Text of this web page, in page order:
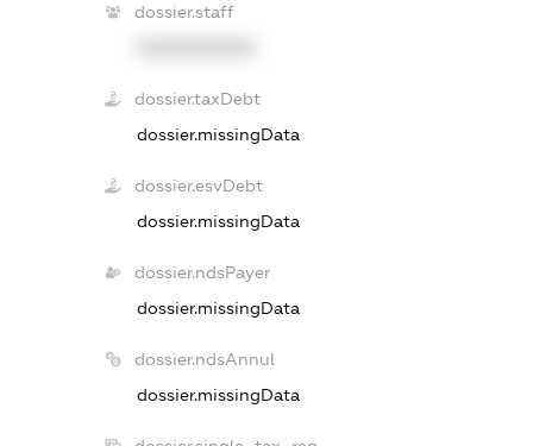
dossier.staff
dossier.taxDebt
dossier.missingData
dossier.esvDebt
dossier.missingData
dossier.ndsPayer
dossier.missingData
dossier.ndsAnnul
dossier.missingData